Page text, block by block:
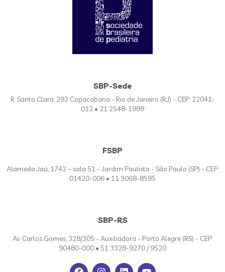
SBP-Sede
R. Santa Clara, 292 Copacabana - Rio de Janeiro (RJ) - CEP: 22041-
012 • 21 2548-1999
FSBP
Alameda Jaú, 1742 – sala 51 - Jardim Paulista - São Paulo (SP) - CEP:
01420-006 • 11 3068-8595
SBP-RS
Av. Carlos Gomes, 328/305 - Auxiliadora - Porto Alegre (RS) - CEP:
90480-000 • 51 3328-9270 / 9520